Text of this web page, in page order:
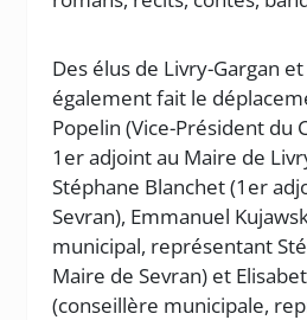
Des élus de Livry-Gargan
également fait le
Popelin (Vice-Président du
1er adjoint au Maire de
Stéphane Blanchet (1er
Sevran), Emmanuel
municipal, représentant
Maire de Sevran) et
(conseillère municipale,